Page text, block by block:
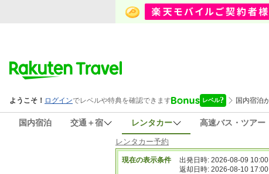
国内宿泊 交通＋宿 レンタカー 高速バス・ツアー
レンタカー予約
現在の表示条件 出発日時: 2026-08-09 10:00
返却日時: 2026-08-10 17:00